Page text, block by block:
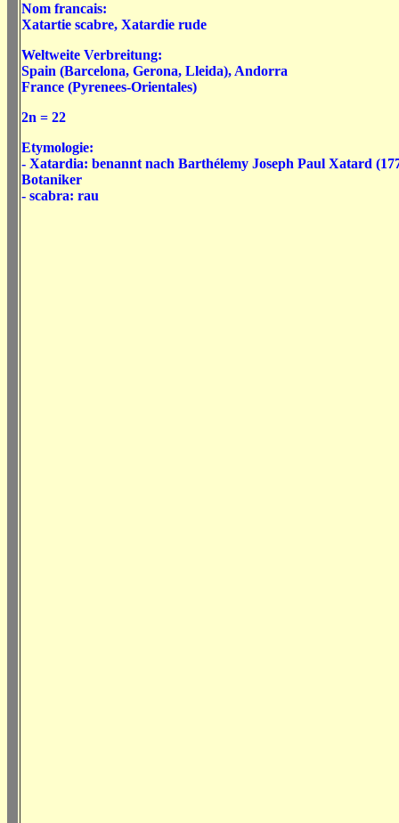
Nom francais:
Xatartie scabre, Xatardie rude
Weltweite Verbreitung:
Spain (Barcelona, Gerona, Lleida), Andorra
France (Pyrenees-Orientales)
2n = 22
Etymologie:
- Xatardia: benannt nach Barthélemy Joseph Paul Xatard
Botaniker
- scabra: rau